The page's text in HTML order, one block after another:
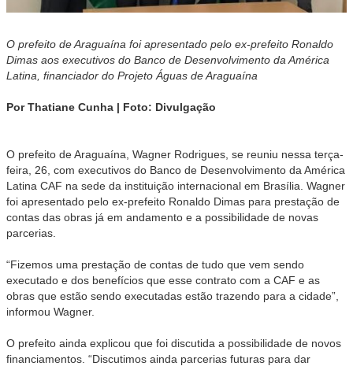
O prefeito de Araguaína foi apresentado pelo ex-prefeito Ronaldo
Dimas aos executivos do Banco de Desenvolvimento da América
Latina, financiador do Projeto Águas de Araguaína
Por Thatiane Cunha | Foto: Divulgação
O prefeito de Araguaína, Wagner Rodrigues, se reuniu nessa terça-
feira, 26, com executivos do Banco de Desenvolvimento da América
Latina CAF na sede da instituição internacional em Brasília. Wagner
foi apresentado pelo ex-prefeito Ronaldo Dimas para prestação de
contas das obras já em andamento e a possibilidade de novas
parcerias.
“Fizemos uma prestação de contas de tudo que vem sendo
executado e dos benefícios que esse contrato com a CAF e as
obras que estão sendo executadas estão trazendo para a cidade”,
informou Wagner.
O prefeito ainda explicou que foi discutida a possibilidade de novos
financiamentos. “Discutimos ainda parcerias futuras para dar